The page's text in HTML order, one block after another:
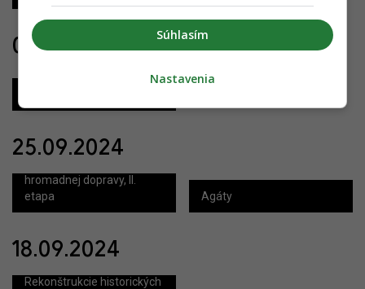
04.10.2024
25.09.2024
hromadnej dopravy, II.
etapa
Agáty
18.09.2024
Rekonštrukcie historických
Súhlasím
Nastavenia